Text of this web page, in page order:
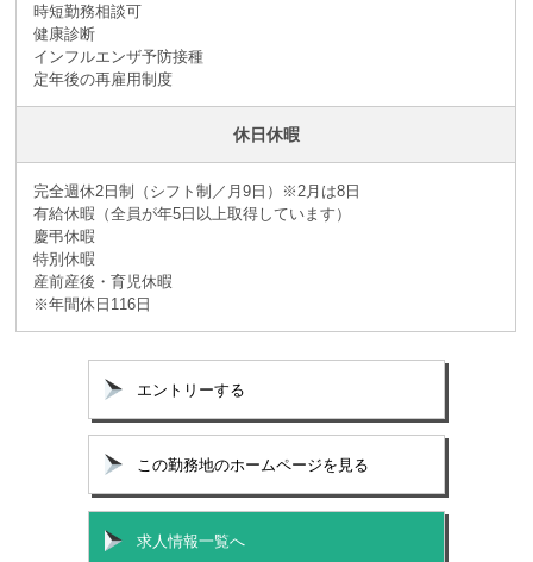
時短勤務相談可
健康診断
インフルエンザ予防接種
定年後の再雇用制度
休日休暇
完全週休2日制（シフト制／月9日）※2月は8日
有給休暇（全員が年5日以上取得しています）
慶弔休暇
特別休暇
産前産後・育児休暇
※年間休日116日
エントリーする
この勤務地のホームページを見る
求人情報一覧へ